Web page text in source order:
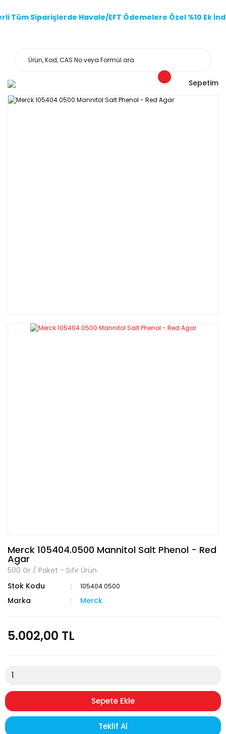
Tüm Siparişlerde Havale/EFT Ödemelere Özel %10 Ek
Sepetim
Merck 105404.0500 Mannitol Salt Phenol - Red
Agar
500 Gr / Paket - Sıfır Ürün
Stok Kodu
105404.0500
Marka Merck
5.002,00 TL
Sepete Ekle
Teklif Al